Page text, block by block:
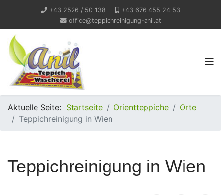
+43 2526 / 50 138
+43 676 455 24 53
office@teppichreinigung-anil.at
Aktuelle Seite: Startseite Orientteppiche
Orte
Teppichreinigung in Wien
Teppichreinigung in Wien